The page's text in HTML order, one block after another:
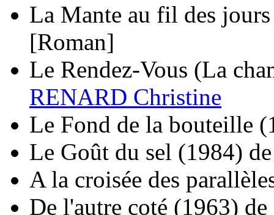
La Mante au fil des jours
[Roman]
Le Rendez-Vous (La
RENARD Christine
Le Fond de la bouteille
Le Goût du sel (1984)
A la croisée des
De l'autre coté (1963) de